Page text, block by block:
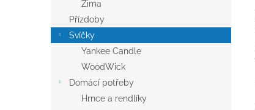
Zima
Přízdoby
Svíčky
Yankee Candle
WoodWick
Domácí potřeby
Hrnce a rendlíky